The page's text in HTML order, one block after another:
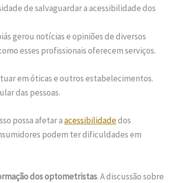
de salvaguardar a acessibilidade dos
gerou notícias e opiniões de diversos
esses profissionais oferecem serviços.
em óticas e outros estabelecimentos.
das pessoas.
possa afetar aacessibilidadedos
podem ter dificuldades em
dos optometristas. A discussão sobre